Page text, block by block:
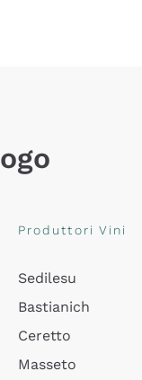
Produttori Vini
Sedilesu
Bastianich
Ceretto
Masseto